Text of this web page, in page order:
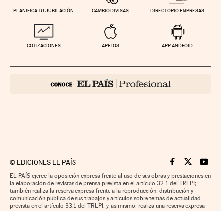
PLANIFICA TU JUBILACIÓN CAMBIO DIVISAS DIRECTORIO EMPRESAS
COTIZACIONES APP IOS APP ANDROID
© EDICIONES EL PAÍS Cinco Días en
Cinco Días
Cinco
EL PAÍS ejerce la oposición expresa frente al uso de sus obras y prestaciones en
la elaboración de revistas de prensa prevista en el artículo 32.1 del TRLPI;
también realiza la reserva expresa frente a la reproducción, distribución y
comunicación pública de sus trabajos y artículos sobre temas de actualidad
prevista en el artículo 33.1 del TRLPI; y, asimismo, realiza una reserva expresa